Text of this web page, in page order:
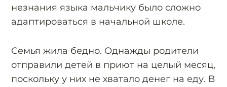
незнания языка мальчику было сложно
адаптироваться в начальной школе.
Семья жила бедно. Однажды родители
отправили детей в приют на целый месяц,
поскольку у них не хватало денег на еду. В